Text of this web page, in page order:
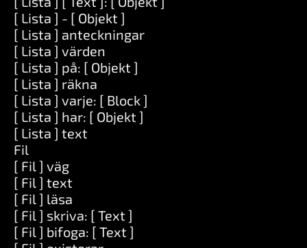
[ Lista ] - [ Objekt ]
[ Lista ] anteckningar
[ Lista ] värden
[ Lista ] på: [ Objekt ]
[ Lista ] räkna
[ Lista ] varje: [ Block ]
[ Lista ] har: [ Objekt ]
[ Lista ] text
Fil
[ Fil ] väg
[ Fil ] text
[ Fil ] läsa
[ Fil ] skriva: [ Text ]
[ Fil ] bifoga: [ Text ]